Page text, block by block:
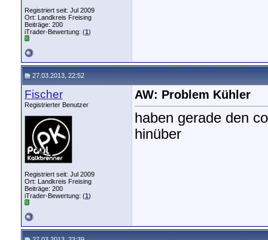
Registriert seit: Jul 2009
Ort: Landkreis Freising
Beiträge: 200
iTrader-Bewertung: (1)
27.03.2013, 22:52
Fischer
Registrierter Benutzer
Registriert seit: Jul 2009
Ort: Landkreis Freising
Beiträge: 200
iTrader-Bewertung: (1)
AW: Problem Kühler
haben gerade den
hinüber